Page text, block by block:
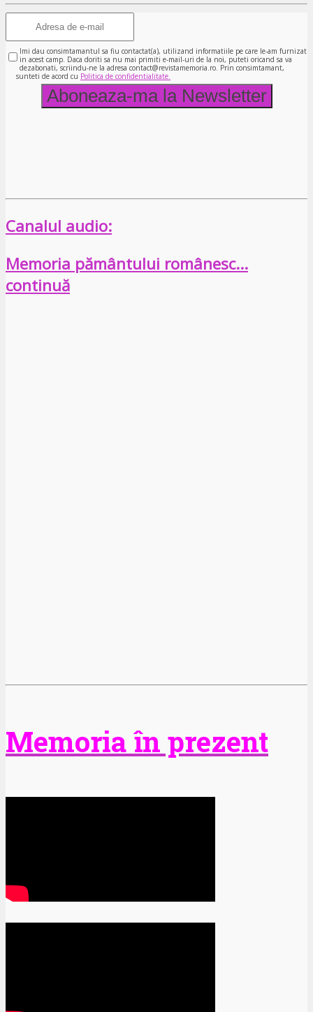
Imi dau consimtamantul sa fiu contactat(a), utilizand informatiile pe care le-am furnizat
in acest camp. Daca doriti sa nu mai primiti e-mail-uri de la noi, puteti oricand sa va
dezabonati, scriindu-ne la adresa contact@revistamemoria.ro. Prin consimtamant,
sunteti de acord cu Politica de confidentialitate.
Canalul audio:
Memoria pământului românesc…
continuă
Memoria în prezent